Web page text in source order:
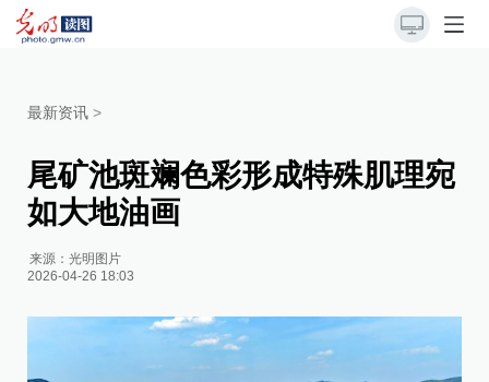
最新资讯 >
尾矿池斑斓色彩形成特殊肌理宛
如大地油画
来源：光明图片
2026-04-26 18:03